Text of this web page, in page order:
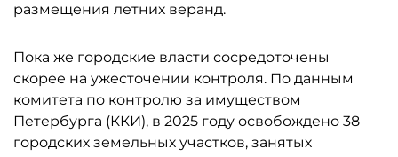
размещения летних веранд.
Пока же городские власти сосредоточены
скорее на ужесточении контроля. По данным
комитета по контролю за имуществом
Петербурга (ККИ), в 2025 году освобождено 38
городских земельных участков, занятых